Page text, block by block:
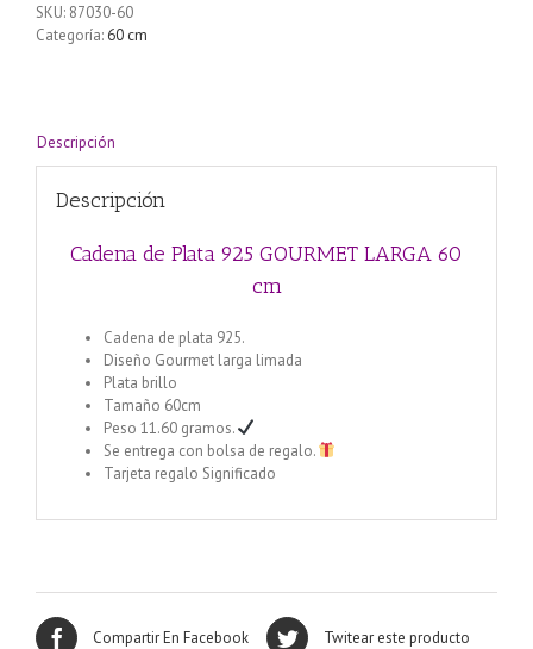
LARGA
60
SKU: 87030-60
Categoría: 60 cm
Descripción
Descripción
Cadena de Plata 925 GOURMET LARGA 60
cm
Cadena de plata 925.
Diseño Gourmet larga limada
Plata brillo
Tamaño 60cm
Peso 11.60 gramos.
Se entrega con bolsa de regalo.
Tarjeta regalo Significado
Compartir En Facebook Twitear este producto